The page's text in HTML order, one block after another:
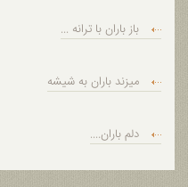
باز باران با ترانه ...
میزند باران به شیشه
دلم باران....